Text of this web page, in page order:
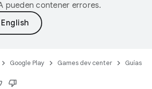
pueden contener errores.
Google Play Games dev center Guías